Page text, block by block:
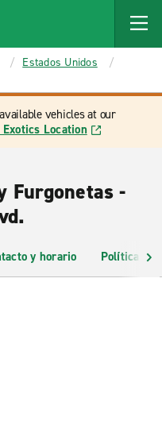
Estados Unidos
vehicles at our
Location
Furgonetas -
y horario Políticas